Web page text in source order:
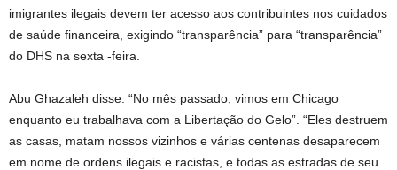
imigrantes ilegais devem ter acesso aos contribuintes nos cuidados
de saúde financeira, exigindo “transparência” para “transparência”
do DHS na sexta -feira.
Abu Ghazaleh disse: “No mês passado, vimos em Chicago
enquanto eu trabalhava com a Libertação do Gelo”. “Eles destruem
as casas, matam nossos vizinhos e várias centenas desaparecem
em nome de ordens ilegais e racistas, e todas as estradas de seu